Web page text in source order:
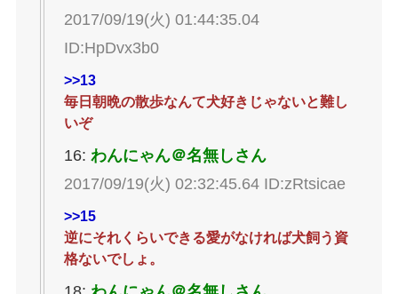
2017/09/19(火) 01:44:35.04
ID:HpDvx3b0
>>13
毎日朝晩の散歩なんて犬好きじゃないと難し
いぞ
16: わんにゃん＠名無しさん
2017/09/19(火) 02:32:45.64 ID:zRtsicae
>>15
逆にそれくらいできる愛がなければ犬飼う資
格ないでしょ。